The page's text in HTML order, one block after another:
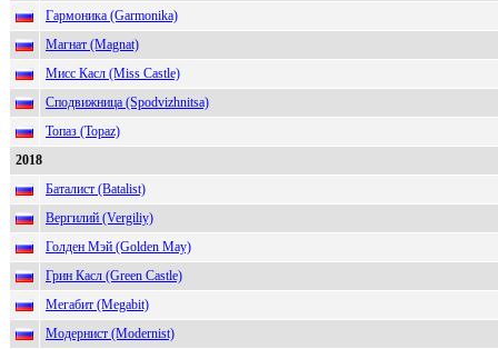
Гармоника (Garmonika)
Магнат (Magnat)
Мисс Касл (Miss Castle)
Сподвижница (Spodvizhnitsa)
Топаз (Topaz)
2018
Баталист (Batalist)
Вергилий (Vergiliy)
Голден Мэй (Golden May)
Грин Касл (Green Castle)
Мегабит (Megabit)
Модернист (Modernist)